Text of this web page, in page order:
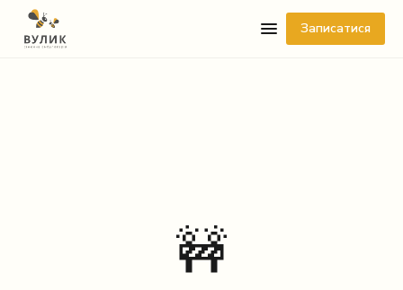
Записатися
🚧